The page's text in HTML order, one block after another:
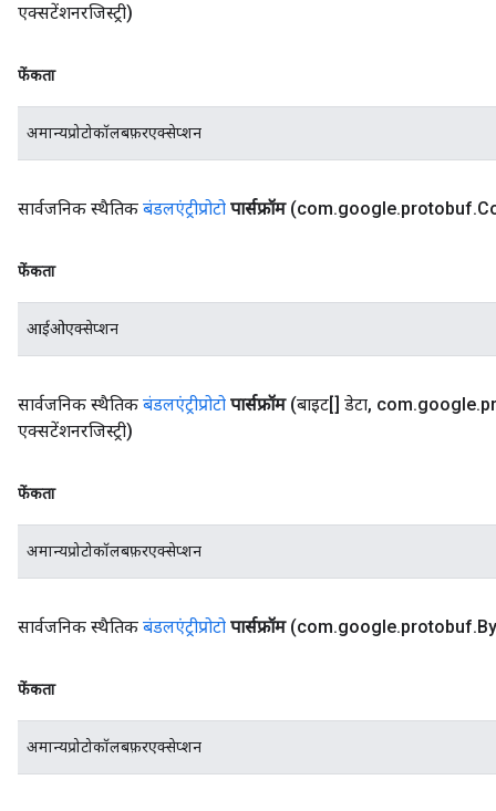
एक्सटेंशनरजिस्ट्री)
फेंकता
अमान्यप्रोटोकॉलबफ़रएक्सेप्शन
सार्वजनिक स्थैतिक बंडलएंट्रीप्रोटो पार्सफ्रॉम (com.google.protobuf.
फेंकता
आईओएक्सेप्शन
सार्वजनिक स्थैतिक बंडलएंट्रीप्रोटो पार्सफ्रॉम (बाइट[] डेटा, com.google.
एक्सटेंशनरजिस्ट्री)
फेंकता
अमान्यप्रोटोकॉलबफ़रएक्सेप्शन
सार्वजनिक स्थैतिक बंडलएंट्रीप्रोटो पार्सफ्रॉम (com.google.protobuf.
फेंकता
अमान्यप्रोटोकॉलबफ़रएक्सेप्शन